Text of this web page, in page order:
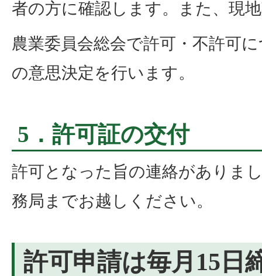
者の方に確認します。また、現
農業委員会総会で許可・不許可
の意思決定を行います。
5．許可証の交付
許可となった旨の連絡がありま
務局までお越しください。
許可申請は毎月15日